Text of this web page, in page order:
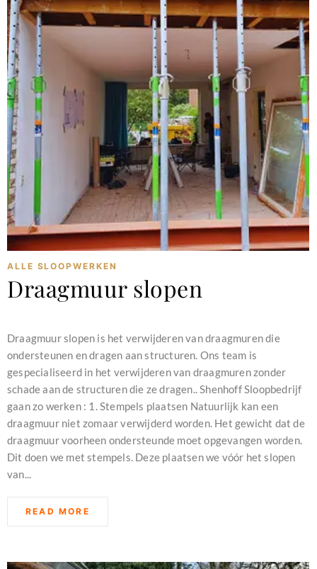
ALLE SLOOPWERKEN
Draagmuur slopen
Draagmuur slopen is het verwijderen van draagmuren die
ondersteunen en dragen aan structuren. Ons team is
gespecialiseerd in het verwijderen van draagmuren zonder
schade aan de structuren die ze dragen.. Shenhoff Sloopbedrijf
gaan zo werken : 1. Stempels plaatsen Natuurlijk kan een
draagmuur niet zomaar verwijderd worden. Het gewicht dat de
draagmuur voorheen ondersteunde moet opgevangen worden.
Dit doen we met stempels. Deze plaatsen we vóór het slopen
van...
READ MORE